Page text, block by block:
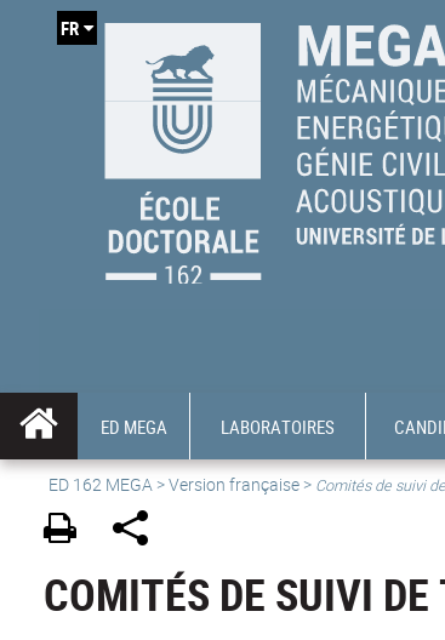
FR
ED MEGA LABORATOIRES
ED 162 MEGA >Version française > Comités de suivi
COMITÉS DE SUIVI DE